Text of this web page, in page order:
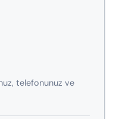
telefonunuz ve